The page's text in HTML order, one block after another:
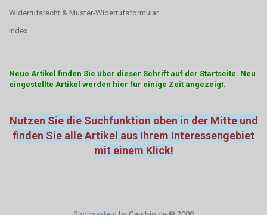
Widerrufsrecht & Muster-Widerrufsformular
Index
Neue Artikel finden Sie über dieser Schrift auf der Startseite. Neu
eingestellte Artikel werden hier für einige Zeit angezeigt.
Nutzen Sie die Suchfunktion oben in der Mitte und
finden Sie alle Artikel aus Ihrem Interessengebiet
mit einem Klick!